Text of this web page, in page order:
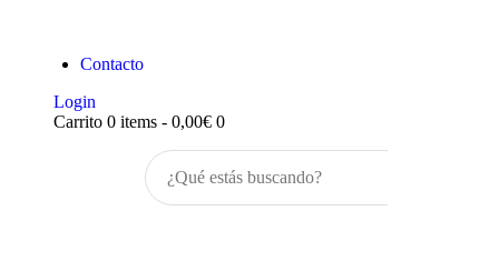
Contacto
Login
Carrito 0 items - 0,00€ 0